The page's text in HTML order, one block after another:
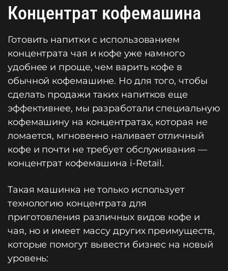
Концентрат кофемашина
Готовить напитки с использованием
концентрата чая и кофе уже намного
удобнее и проще, чем варить кофе в
обычной кофемашине. Но для того, чтобы
сделать продажи таких напитков еще
эффективнее, мы разработали специальную
кофемашину на концентратах, которая не
ломается, мгновенно наливает отличный
кофе и почти не требует обслуживания —
концентрат кофемашина i-Retail.
Такая машинка не только использует
технологию концентрата для
приготовления различных видов кофе и
чая, но и имеет массу других преимуществ,
которые помогут вывести бизнес на новый
уровень: